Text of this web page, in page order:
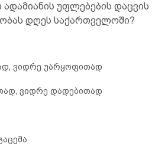
უფლებების დაცვის
დღეს საქართველოში?
ვიდრე უარყოფითად
ვიდრე დადებითად